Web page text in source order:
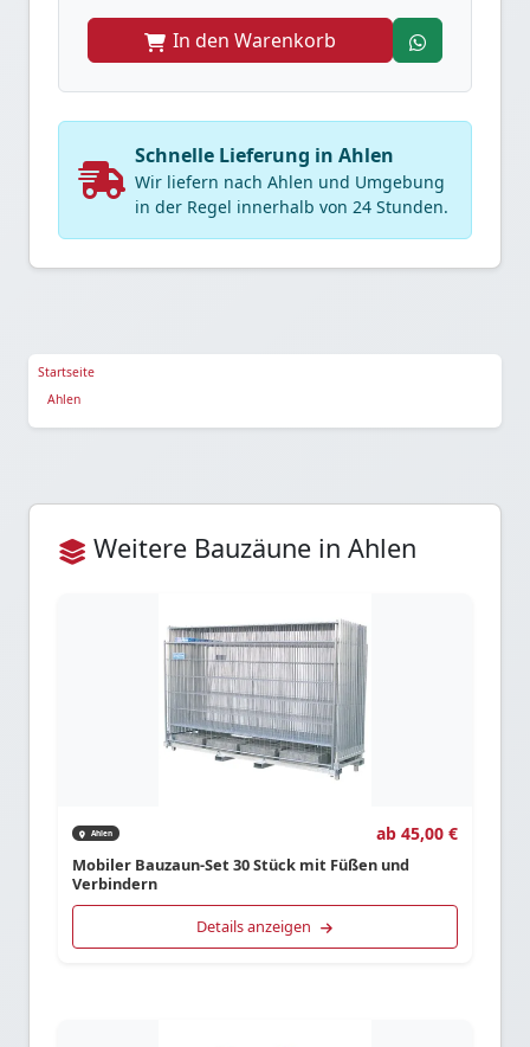
Startseite
Ahlen
In den Warenkorb
Schnelle Lieferung in Ahlen
Wir liefern nach Ahlen und Umgebung
in der Regel innerhalb von 24 Stunden.
Weitere Bauzäune in Ahlen
Ahlen ab 45,00 €
Mobiler Bauzaun-Set 30 Stück mit Füßen und
Verbindern
Details anzeigen